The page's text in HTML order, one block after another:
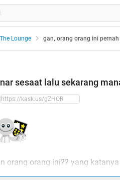
The Lounge gan, orang orang ini
sesaat lalu sekarang
orang orang ini?? yang
minggu sampe beberapa